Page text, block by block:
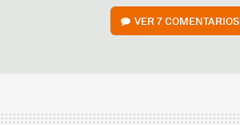
VER7 COMENTARIOS